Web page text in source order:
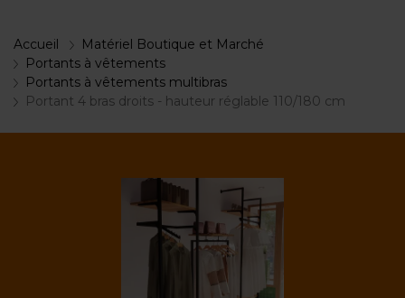
Accueil
Matériel Boutique et Marché
Portants à vêtements
Portants à vêtements multibras
Portant 4 bras droits - hauteur réglable 110/180 cm